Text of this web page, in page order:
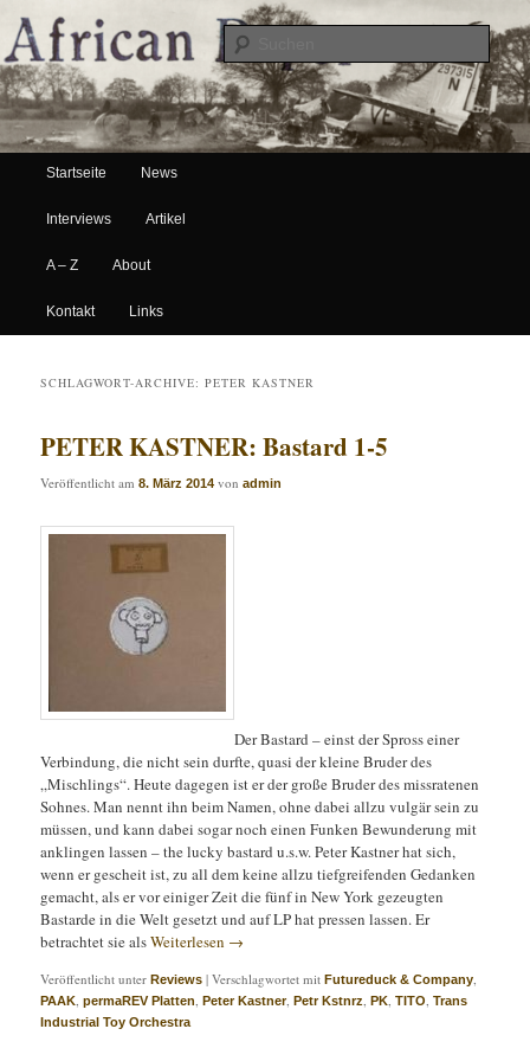
African Paper
Hauptmenü
Zum Inhalt wechseln
Zum sekundären Inhalt wechseln
Startseite News
Interviews Artikel
A – Z About
Kontakt Links
SCHLAGWORT-ARCHIVE:PETER KASTNER
PETER KASTNER: Bastard 1-5
Veröffentlicht am8. März 2014 vonadmin
Der Bastard – einst der Spross einer
Verbindung, die nicht sein durfte, quasi der kleine Bruder des
„Mischlings“. Heute dagegen ist er der große Bruder des missratenen
Sohnes. Man nennt ihn beim Namen, ohne dabei allzu vulgär sein zu
müssen, und kann dabei sogar noch einen Funken Bewunderung mit
anklingen lassen – the lucky bastard u.s.w. Peter Kastner hat sich,
wenn er gescheit ist, zu all dem keine allzu tiefgreifenden Gedanken
gemacht, als er vor einiger Zeit die fünf in New York gezeugten
Bastarde in die Welt gesetzt und auf LP hat pressen lassen. Er
betrachtet sie alsWeiterlesen →
Veröffentlicht unter Reviews |Verschlagwortet mit Futureduck & Company
PAAK ,permaREV Platten ,Peter Kastner,Petr Kstnrz ,PK ,TITO ,Trans
Industrial Toy Orchestra